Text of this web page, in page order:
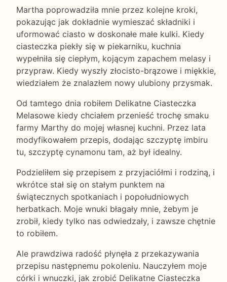
Martha poprowadziła mnie przez kolejne kroki,
pokazując jak dokładnie wymieszać składniki i
uformować ciasto w doskonałe małe kulki. Kiedy
ciasteczka piekły się w piekarniku, kuchnia
wypełniła się ciepłym, kojącym zapachem melasy i
przypraw. Kiedy wyszły złocisto-brązowe i miękkie,
wiedziałem że znalazłem nowy ulubiony przysmak.
Od tamtego dnia robiłem Delikatne Ciasteczka
Melasowe kiedy chciałem przenieść trochę smaku
farmy Marthy do mojej własnej kuchni. Przez lata
modyfikowałem przepis, dodając szczyptę imbiru
tu, szczyptę cynamonu tam, aż był idealny.
Podzieliłem się przepisem z przyjaciółmi i rodziną, i
wkrótce stał się on stałym punktem na
świątecznych spotkaniach i popołudniowych
herbatkach. Moje wnuki błagały mnie, żebym je
zrobił, kiedy tylko nas odwiedzały, i zawsze chętnie
to robiłem.
Ale prawdziwa radość płynęła z przekazywania
przepisu następnemu pokoleniu. Nauczyłem moje
córki i wnuczki, jak zrobić Delikatne Ciasteczka